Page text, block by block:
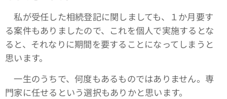
私が受任した相続登記に関しましても、１か月要す
る案件もありましたので、これを個人で実施するとな
ると、それなりに期間を要することになってしまうと
思います。
一生のうちで、何度もあるものではありません。専
門家に任せるという選択もありかと思います。